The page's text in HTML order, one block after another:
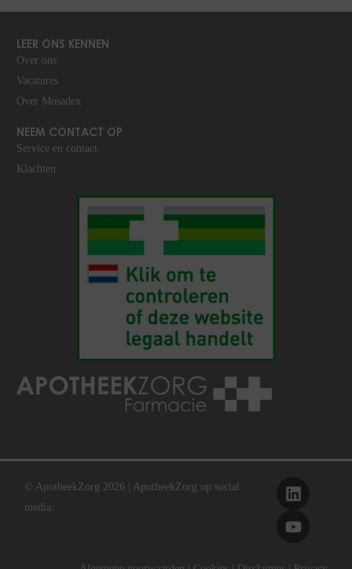
LEER ONS KENNEN
Over ons
Vacatures
Over Mosadex
NEEM CONTACT OP
Service en contact
Klachten
© ApotheekZorg 2026 | ApotheekZorg op social
media: